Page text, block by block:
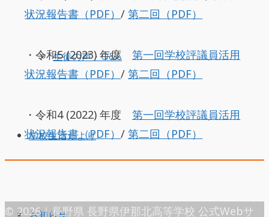
生徒の声・Q&A
学校生活だより
状況報告書（PDF）/第二回（PDF）
・令和5 (2023) 年度第一回学校評議員活用
状況報告書（PDF）/第二回（PDF）
・令和4 (2022) 年度第一回学校評議員活用
状況報告書（PDF）/第二回（PDF）
© 2026｜長野県 長野県伊那北高等学校 公式Webサ